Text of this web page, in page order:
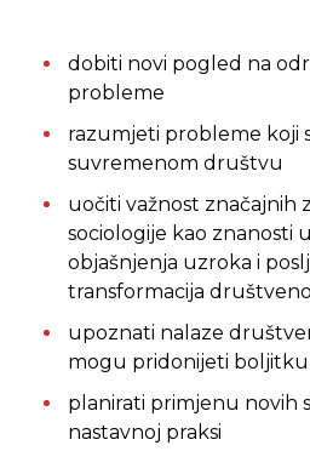
dobiti novi pogled na
probleme
razumjeti probleme koji
suvremenom društvu
uočiti važnost značajnih
sociologije kao znanosti
objašnjenja uzroka i
transformacija
upoznati nalaze
mogu pridonijeti
planirati primjenu novih
nastavnoj praksi